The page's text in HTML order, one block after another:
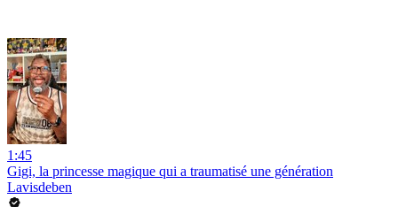
1:45
Gigi, la princesse magique qui a traumatisé une génération
Lavisdeben